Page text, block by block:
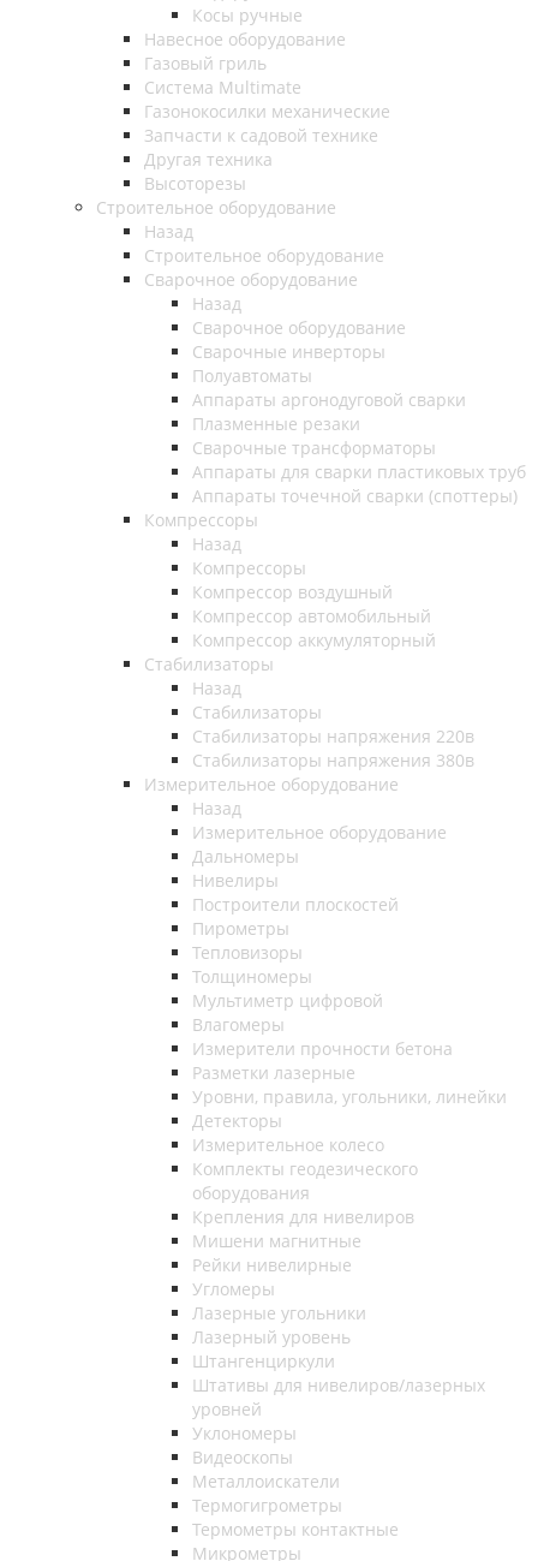
Косы ручные
Навесное оборудование
Газовый гриль
Система Multimate
Газонокосилки механические
Запчасти к садовой технике
Другая техника
Высоторезы
Строительное оборудование
Назад
Строительное оборудование
Сварочное оборудование
Назад
Сварочное оборудование
Сварочные инверторы
Полуавтоматы
Аппараты аргонодуговой сварки
Плазменные резаки
Сварочные трансформаторы
Аппараты для сварки пластиковых труб
Аппараты точечной сварки (споттеры)
Компрессоры
Назад
Компрессоры
Компрессор воздушный
Компрессор автомобильный
Компрессор аккумуляторный
Стабилизаторы
Назад
Стабилизаторы
Стабилизаторы напряжения 220в
Стабилизаторы напряжения 380в
Измерительное оборудование
Назад
Измерительное оборудование
Дальномеры
Нивелиры
Построители плоскостей
Пирометры
Тепловизоры
Толщиномеры
Мультиметр цифровой
Влагомеры
Измерители прочности бетона
Разметки лазерные
Уровни, правила, угольники, линейки
Детекторы
Измерительное колесо
Комплекты геодезического
оборудования
Крепления для нивелиров
Мишени магнитные
Рейки нивелирные
Угломеры
Лазерные угольники
Лазерный уровень
Штангенциркули
Штативы для нивелиров/лазерных
уровней
Уклономеры
Видеоскопы
Металлоискатели
Термогигрометры
Термометры контактные
Микрометры